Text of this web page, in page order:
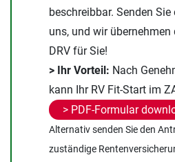
beschreibbar. Senden
uns, und wir übernehmen
DRV für Sie!
> Ihr Vorteil: Nach
kann Ihr RV Fit-Start im
> PDF-Formular
Alternativ senden Sie den
zuständige